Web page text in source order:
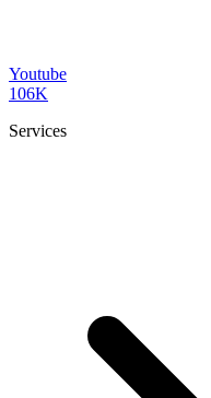
Youtube
106K
Services